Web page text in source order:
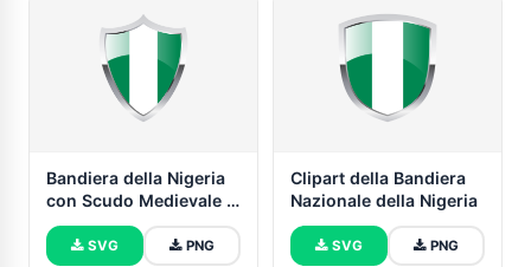
Bandiera della Nigeria
con Scudo Medievale a
Riscaldamento
SVG PNG
Clipart della Bandiera
Nazionale della Nigeria
SVG PNG